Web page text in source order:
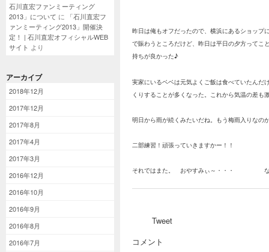
石川直宏ファンミーティング
2013」について に
「石川直宏フ
ァンミーティング2013」開催決
定！ | 石川直宏オフィシャルWEB
サイト より
アーカイブ
2018年12月
2017年12月
2017年8月
2017年4月
2017年3月
2016年12月
2016年10月
2016年9月
2016年8月
2016年7月
昨日は俺もオフだったので、横浜にあるショップ
で賑わうところだけど、昨日は平日の夕方ってこ
持ちが良かった♪
実家にいるベベは元気よくご飯は食べていたん
くりすることが多くなった。これから気温の差
明日から雨が続くみたいだね。もう梅雨入りなの
二部練習！頑張っていきますかー！！
それではまた。 おやすみぃ～・・・ な
Tweet
コメント